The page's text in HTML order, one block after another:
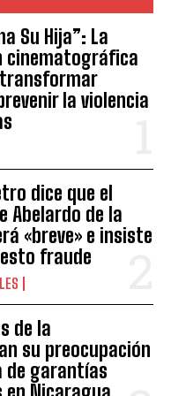
Su Hija”: La
cinematográfica
la violencia
dice que el
Abelardo de la
«breve» e insiste
fraude
de la
su preocupación
de garantías